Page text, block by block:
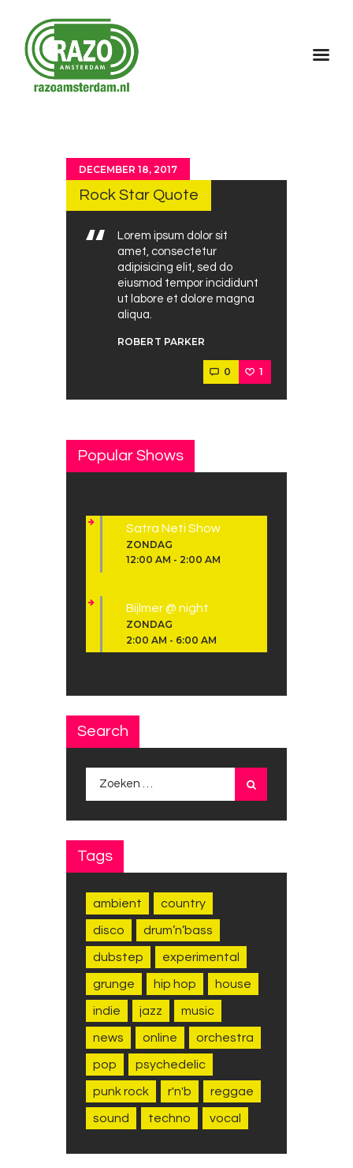
Home
Gallerij
Contact
DECEMBER 18, 2017
Rock Star Quote
Lorem ipsum dolor sit
amet, consectetur
adipisicing elit, sed do
eiusmod tempor incididunt
ut labore et dolore magna
aliqua.
ROBERT PARKER
0 1
Popular Shows
Satra Neti Show
ZONDAG
12:00 AM - 2:00 AM
Bijlmer @ night
ZONDAG
2:00 AM - 6:00 AM
Search
Zoeken
Tags
ambient country
disco drum’n’bass
dubstep experimental
grunge hip hop house
indie jazz music
news online orchestra
pop psychedelic
punk rock r'n'b reggae
sound techno vocal